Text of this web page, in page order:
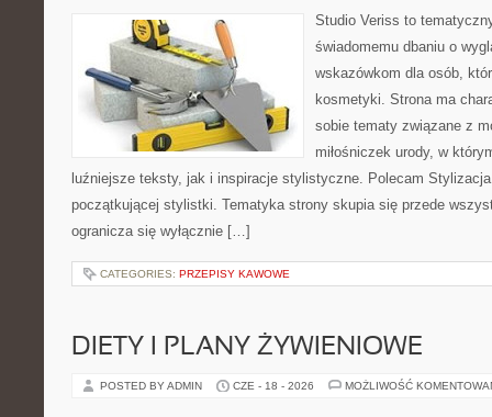
Studio Veriss to
świadomemu dbaniu o
wskazówkom dla osób,
kosmetyki. Strona ma
sobie tematy związane z
miłośniczek urody, w
luźniejsze teksty, jak i inspiracje stylistyczne. Polecam
początkującej stylistki. Tematyka strony skupia się przede
ogranicza się wyłącznie […]
CATEGORIES: PRZEPISY KAWOWE
DIETY I PLANY ŻYWIENIOWE
POSTED BY ADMIN CZE - 18 - 2026 MOŻLIWOŚĆ